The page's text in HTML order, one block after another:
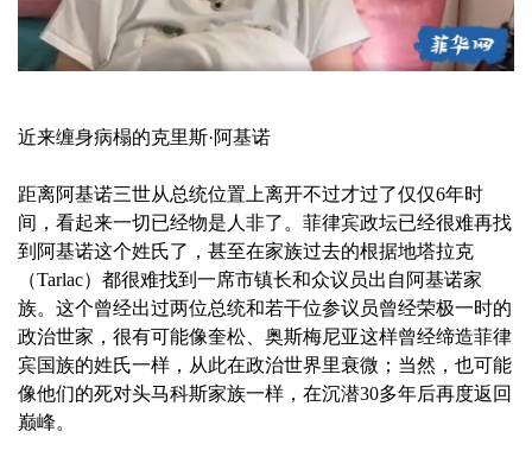
近来缠身病榻的克里斯·阿基诺
距离阿基诺三世从总统位置上离开不过才过了仅仅6年时
间，看起来一切已经物是人非了。菲律宾政坛已经很难再找
到阿基诺这个姓氏了，甚至在家族过去的根据地塔拉克
（Tarlac）都很难找到一席市镇长和众议员出自阿基诺家
族。这个曾经出过两位总统和若干位参议员曾经荣极一时的
政治世家，很有可能像奎松、奥斯梅尼亚这样曾经缔造菲律
宾国族的姓氏一样，从此在政治世界里衰微；当然，也可能
像他们的死对头马科斯家族一样，在沉潜30多年后再度返回
巅峰。